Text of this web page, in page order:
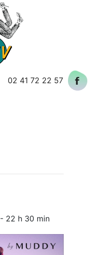
02 41 72 22 57
- 22 h 30 min